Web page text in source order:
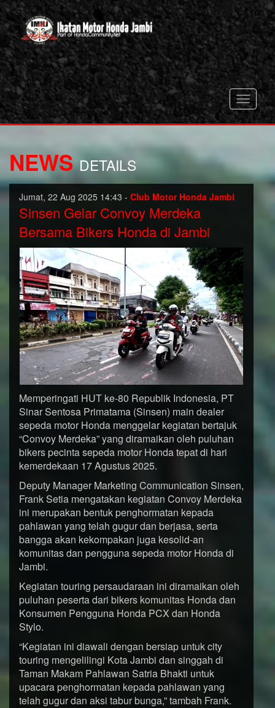
Toggle
NEWS DETAILS
Jumat, 22 Aug 2025 14:43 - Club Motor Honda Jambi
Sinsen Gelar Convoy Merdeka
Bersama Bikers Honda di Jambi
Memperingati HUT ke-80 Republik Indonesia, PT
Sinar Sentosa Primatama (Sinsen) main dealer
sepeda motor Honda menggelar kegiatan bertajuk
“Convoy Merdeka” yang diramaikan oleh puluhan
bikers pecinta sepeda motor Honda tepat di hari
kemerdekaan 17 Agustus 2025.
Deputy Manager Marketing Communication Sinsen,
Frank Setia mengatakan kegiatan Convoy Merdeka
ini merupakan bentuk penghormatan kepada
pahlawan yang telah gugur dan berjasa, serta
bangga akan kekompakan juga kesolid-an
komunitas dan pengguna sepeda motor Honda di
Jambi.
Kegiatan touring persaudaraan ini diramaikan oleh
puluhan peserta dari bikers komunitas Honda dan
Konsumen Pengguna Honda PCX dan Honda
Stylo.
“Kegiatan ini diawali dengan bersiap untuk city
touring mengelilingi Kota Jambi dan singgah di
Taman Makam Pahlawan Satria Bhakti untuk
upacara penghormatan kepada pahlawan yang
telah gugur dan aksi tabur bunga,” tambah Frank.